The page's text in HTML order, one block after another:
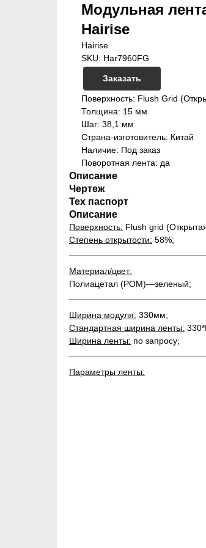
Модульная
Hairise
Hairise
SKU: Har7960FG
Заказать
Поверхность: Flush Grid
Толщина: 15 мм
Шаг: 38,1 мм
Страна-изготовитель: Китай
Наличие: Под заказ
Поворотная лента: да
Описание
Чертеж
Тех паспорт
Описание
Поверхность: Flush grid
Степень открытости: 58%;
Материал/цвет:
Полиацетал (РОМ)—зеленый;
Ширина модуля: 330мм;
Стандартная ширина ленты:
Ширина ленты: по запросу;
Параметры ленты: